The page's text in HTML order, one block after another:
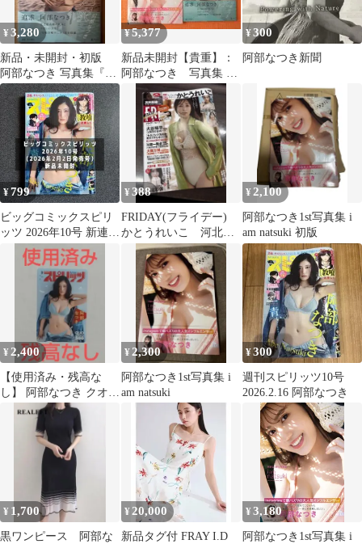
¥3,280
新品・未開封・初版
阿部なつき 写真集『追
求』シュリンク付き 帯
付き
¥5,377
新品未開封【貴重】：
阿部なつき 写真集 ２
冊セット
¥300
阿部なつき新聞
¥799
ビッグコミックスピリ
ッツ 2026年10号 新連
載‼︎教喰 阿部なつき 新
¥388
FRIDAY(フライデー)
かとうれいこ 河北彩
伽 阿部なつき
¥2,100
阿部なつき1st写真集 i
am natsuki 初版
¥ 2,400
【使用済み・残高な
し】 阿部なつき クオカ
ード ビッグコミックス
ピリッツ
¥ 2,300
阿部なつき1st写真集 i
am natsuki
¥300
週刊スピリッツ10号
2026.2.16 阿部なつき
¥ 1,700
黒ワンピース 阿部な
¥ 20,000
新品タグ付 FRAY I.D
¥3,180
阿部なつき1st写真集 i